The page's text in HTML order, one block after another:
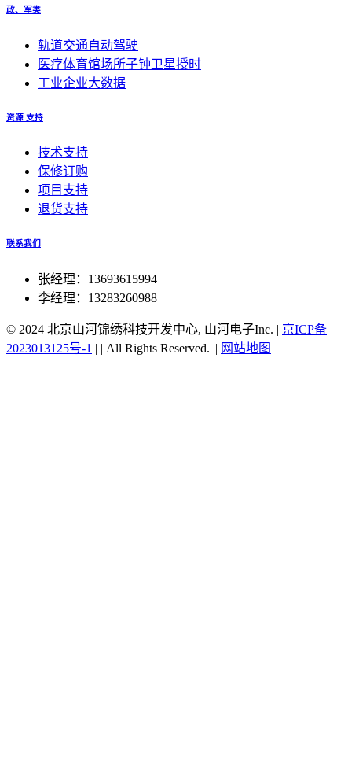
政、军类
轨道交通自动驾驶
医疗体育馆场所子钟卫星授时
工业企业大数据
资源 支持
技术支持
保修订购
项目支持
退货支持
联系我们
张经理：13693615994
李经理：13283260988
© 2024 北京山河锦绣科技开发中心, 山河电子Inc. | 京ICP备
2023013125号-1 | | All Rights Reserved.| | 网站地图